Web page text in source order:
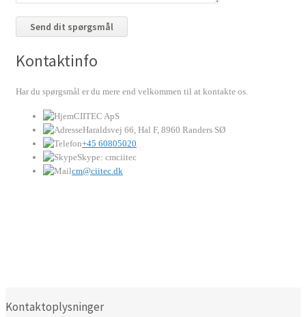
Kontaktinfo
Har du spørgsmål er du mere end velkommen til at kontakte os.
CIITEC ApS
Haraldsvej 66, Hal F, 8960 Randers SØ
+45 60805020
Skype: cmciitec
cm@ciitec.dk
Kontaktoplysninger